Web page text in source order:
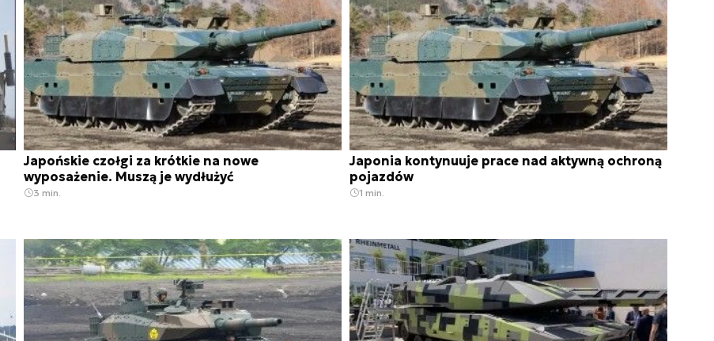
Japońskie czołgi za krótkie na nowe
wyposażenie. Muszą je wydłużyć
3 min.
Japonia kontynuuje prace nad aktywną ochroną
pojazdów
1 min.